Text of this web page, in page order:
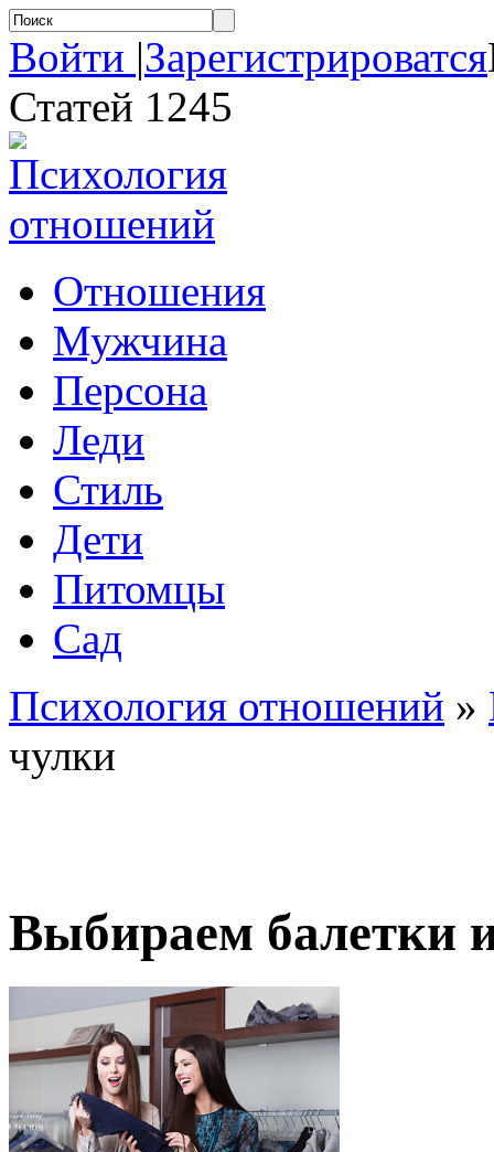
Войти |Зарегистрироватся
Статей 1245
Отношения
Мужчина
Персона
Леди
Стиль
Дети
Питомцы
Сад
Психология отношений »
чулки
Выбираем балетки